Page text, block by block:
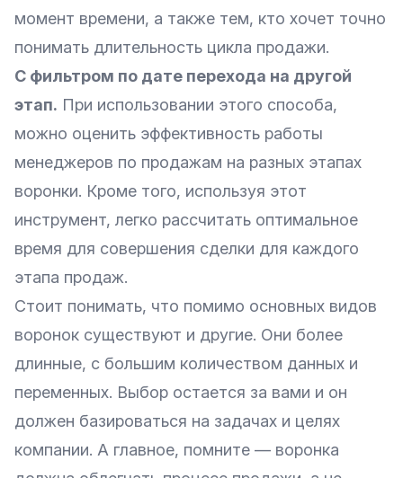
момент времени, а также тем, кто хочет точно
понимать длительность цикла продажи.
С фильтром по дате перехода на другой
этап. При использовании этого способа,
можно оценить эффективность работы
менеджеров по продажам на разных этапах
воронки. Кроме того, используя этот
инструмент, легко рассчитать оптимальное
время для совершения сделки для каждого
этапа продаж.
Стоит понимать, что помимо основных видов
воронок существуют и другие. Они более
длинные, с большим количеством данных и
переменных. Выбор остается за вами и он
должен базироваться на задачах и целях
компании. А главное, помните — воронка